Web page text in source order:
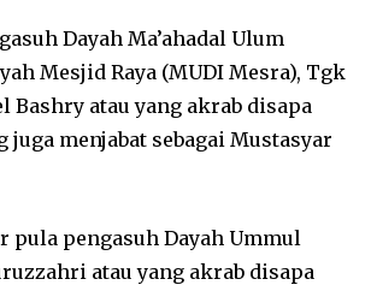
Dayah Ma’ahadal Ulum
Mesjid Raya (MUDI Mesra), Tgk
Bashry atau yang akrab disapa
juga menjabat sebagai Mustasyar
pula pengasuh Dayah Ummul
atau yang akrab disapa